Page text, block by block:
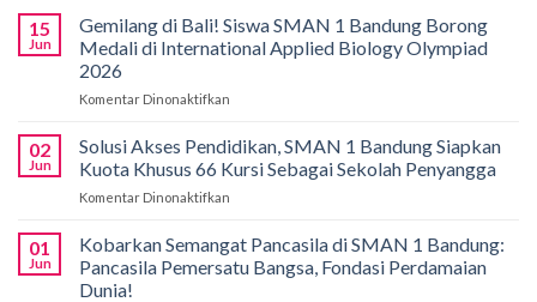
15
Jun
Gemilang di Bali! Siswa SMAN 1 Bandung Borong
Medali di International Applied Biology Olympiad
2026
Komentar Dinonaktifkan
di
Bali!
Siswa
Bandung
Borong
02
Jun
Solusi Akses Pendidikan, SMAN 1 Bandung Siapkan
Kuota Khusus 66 Kursi Sebagai Sekolah Penyangga
Komentar Dinonaktifkan
Akses
Pendidikan,
SMAN
01
Jun
Kobarkan Semangat Pancasila di SMAN 1 Bandung:
Pancasila Pemersatu Bangsa, Fondasi Perdamaian
Dunia!